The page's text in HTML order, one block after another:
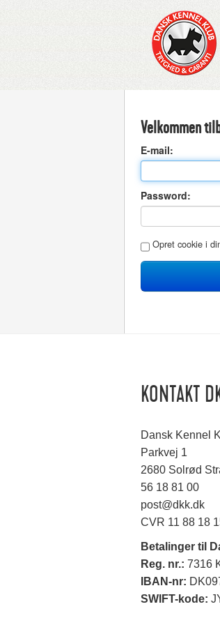
Velkommen
E-mail:
Password:
Opret cookie i
KONTAKT
Dansk Kennel
Parkvej 1
2680 Solrød
56 18 81 00
post@dkk.dk
CVR 11 88 18
Betalinger til
Reg. nr.: 7316
IBAN-nr:
SWIFT-kode: